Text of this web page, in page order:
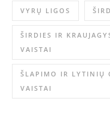
VYRŲ LIGOS
ŠIRDIES IR
VAISTAI
ŠLAPIMO IR LYTINIŲ
VAISTAI